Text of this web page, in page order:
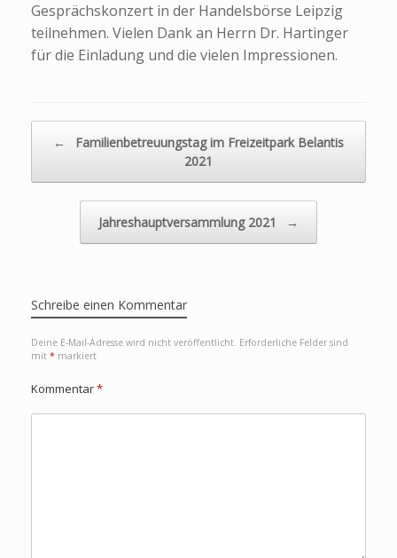
Gesprächskonzert in der Handelsbörse Leipzig
teilnehmen. Vielen Dank an Herrn Dr. Hartinger
für die Einladung und die vielen Impressionen.
Beitragsnavigation
←
Familienbetreuungstag im Freizeitpark Belantis
2021
Jahreshauptversammlung 2021 →
Schreibe einen Kommentar
Deine E-Mail-Adresse wird nicht veröffentlicht. Erforderliche Felder sind
mit * markiert
Kommentar*